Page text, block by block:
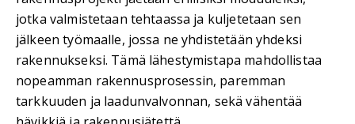
jotka valmistetaan tehtaassa ja kuljetetaan sen
jälkeen työmaalle, jossa ne yhdistetään yhdeksi
rakennukseksi. Tämä lähestymistapa mahdollistaa
nopeamman rakennusprosessin, paremman
tarkkuuden ja laadunvalvonnan, sekä vähentää